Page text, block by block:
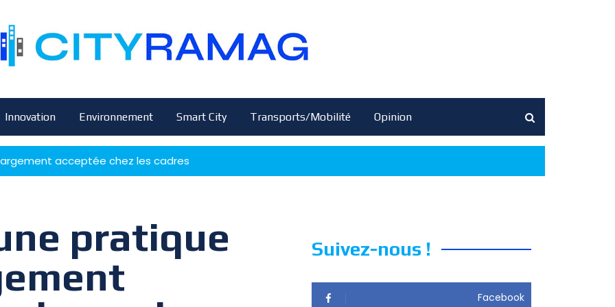
Innovation Environnement Smart City Transports/Mobilité Opinion
acceptée chez les cadres
pratique
Suivez-nous !
Facebook